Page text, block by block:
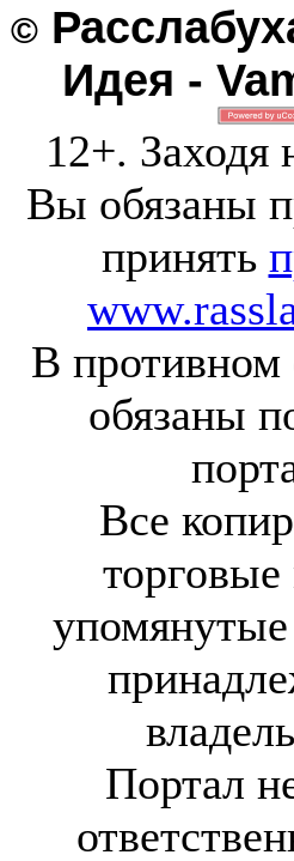
©
Идея -
12+. Заходя
Вы обязаны
принять
В
обязаны
Все
упомянутые
Портал